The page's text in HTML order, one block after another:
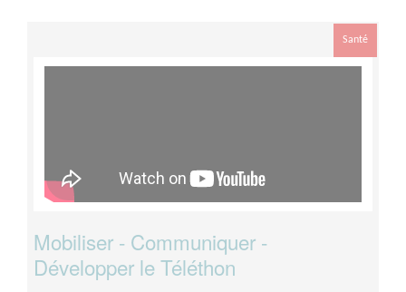
Santé
Mobiliser - Communiquer -
Développer le Téléthon